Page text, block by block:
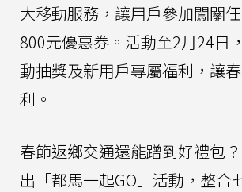
大移動服務，讓用戶參加闖關
800元優惠券。活動至2月24日
動抽獎及新用戶專屬福利，讓
利。
春節返鄉交通還能蹭到好禮包？
出「都馬一起GO」活動，整合